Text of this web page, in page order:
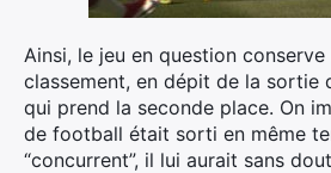
Ainsi, le jeu en question
classement, en dépit de la sortie
qui prend la seconde place. On
de football était sorti en même
“concurrent”, il lui aurait sans